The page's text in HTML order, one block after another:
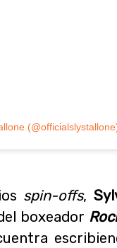
spin-offs,
boxeador